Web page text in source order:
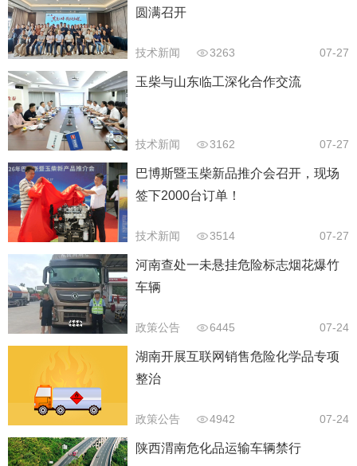
圆满召开
技术新闻 3263 07-27
玉柴与山东临工深化合作交流
技术新闻 3162 07-27
巴博斯暨玉柴新品推介会召开，现场
签下2000台订单！
技术新闻 3514 07-27
河南查处一未悬挂危险标志烟花爆竹
车辆
政策公告 6445 07-24
湖南开展互联网销售危险化学品专项
整治
政策公告 4942 07-24
陕西渭南危化品运输车辆禁行